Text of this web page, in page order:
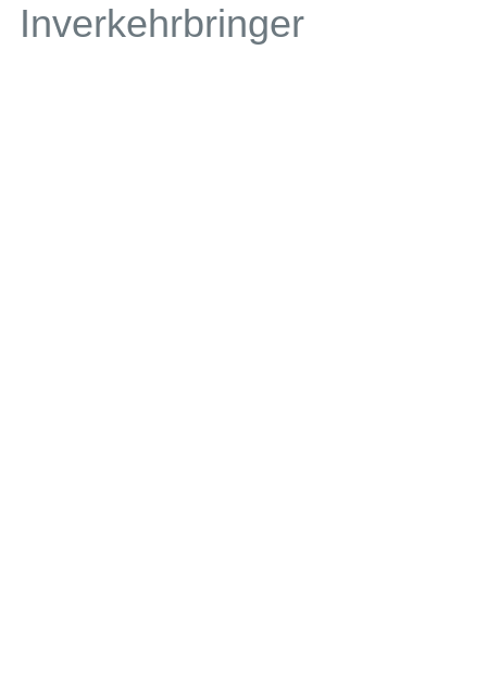
Inverkehrbringer